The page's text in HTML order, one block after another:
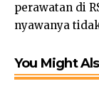
perawatan di
nyawanya
You Might